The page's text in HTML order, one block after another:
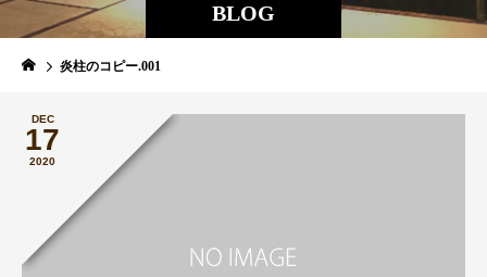
BLOG
炎柱のコピー.001
DEC
17
2020